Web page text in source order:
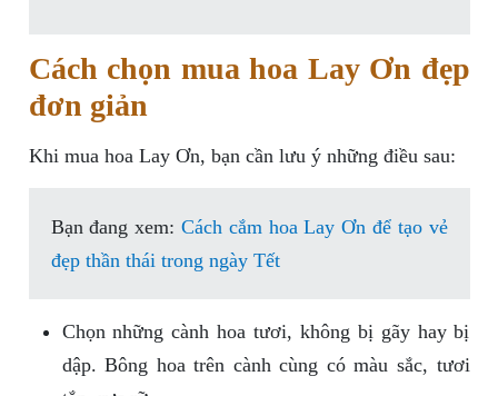
Cách chọn mua hoa Lay Ơn đẹp
đơn giản
Khi mua hoa Lay Ơn, bạn cần lưu ý những điều sau:
Bạn đang xem: Cách cắm hoa Lay Ơn để tạo vẻ
đẹp thần thái trong ngày Tết
Chọn những cành hoa tươi, không bị gãy hay bị
dập. Bông hoa trên cành cùng có màu sắc, tươi